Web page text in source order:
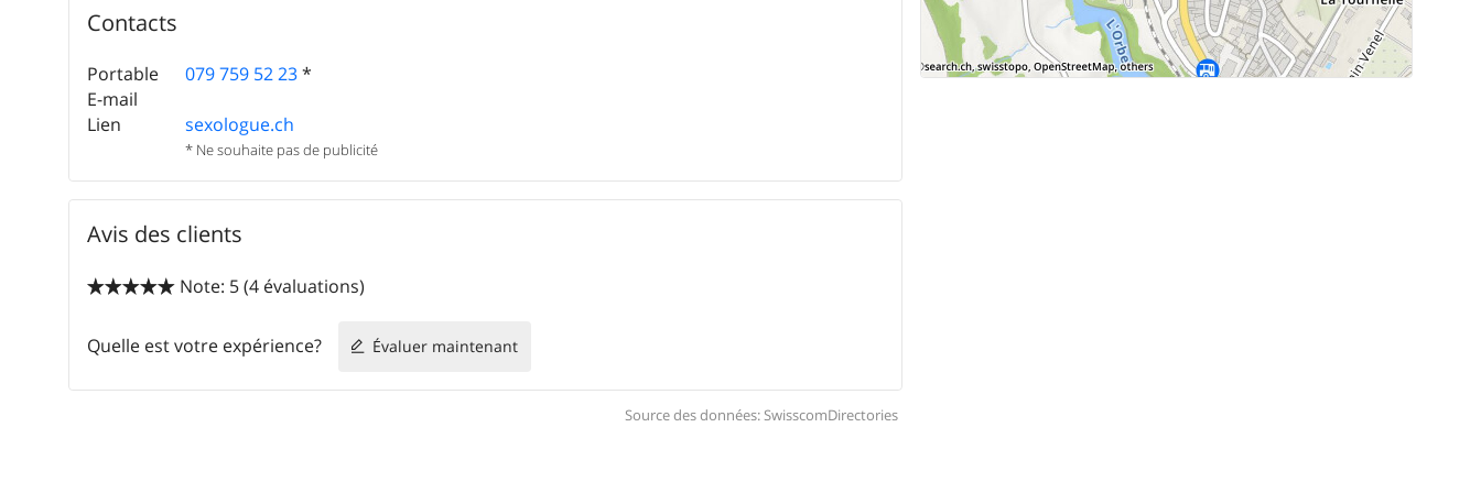
Contacts
Portable 079 759 52 23*
E-mail
Lien
sexologue.ch
* Ne souhaite pas de publicité
Avis des clients

 Note: 5 (4 évaluations)
Quelle est votre expérience? Évaluer maintenant
Source des données: SwisscomDirectories